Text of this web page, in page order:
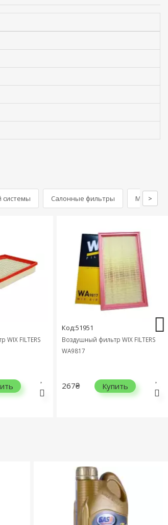
системы Салонные фильтры >
FILTERS
Код:51951
Воздушный фильтр WIX FILTERS
WA9817
267₴ Купить